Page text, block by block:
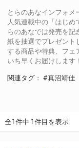
とらのあなインフォメ
人気連載中の「はじめ
らのあなでは発売を記
紙を抽選でプレゼント
する商品や特典、フェ
いち早くお届けします！
関連タグ： #真沼靖佳
全1件中 1件目を表示